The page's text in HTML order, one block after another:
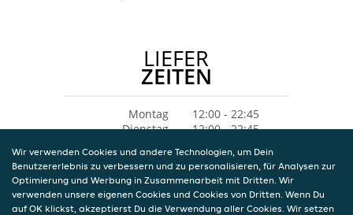
LIEFER
ZEITEN
Montag
12:00 - 22:45
Dienstag
12:00 - 22:45
Donnerstag
12:00 - 22:45
Freitag
12:00 - 22:45
Samstag
12:00 - 22:45
Sonntag
12:00 - 22:45
Wir verwenden Cookies und andere Technologien, um Dein
Benutzererlebnis zu verbessern und zu personalisieren, für Analysen zur
Optimierung und Werbung in Zusammenarbeit mit Dritten. Wir
verwenden unsere eigenen Cookies und Cookies von Dritten. Wenn Du
auf OK klickst, akzeptierst Du die Verwendung aller Cookies. Wir setzen